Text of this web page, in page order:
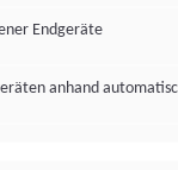
Endgeräte
anhand